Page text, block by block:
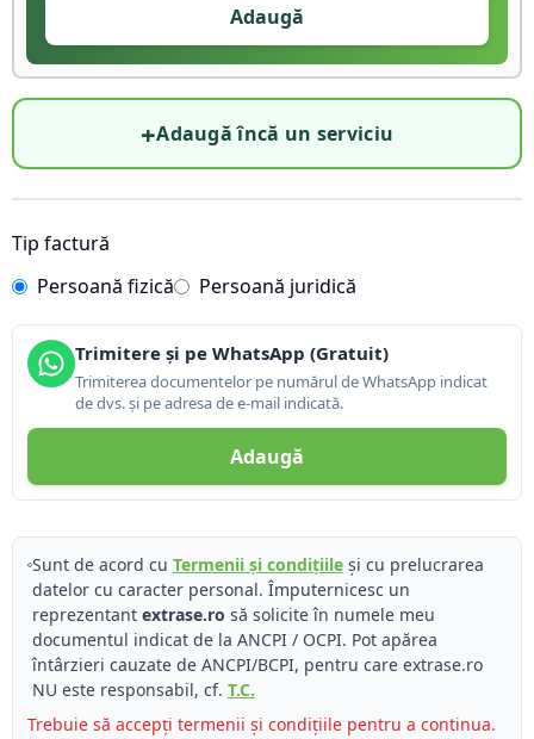
Adaugă
+Adaugă încă un serviciu
Tip factură
Persoană fizică
Persoană juridică
Trimitere și pe WhatsApp (Gratuit)
Trimiterea documentelor pe numărul de WhatsApp indicat
de dvs. și pe adresa de e-mail indicată.
Adaugă
Sunt de acord cu Termenii și condițiileși cu prelucrarea
datelor cu caracter personal. Împuternicesc un
reprezentant extrase.ro să solicite în numele meu
documentul indicat de la ANCPI / OCPI. Pot apărea
întârzieri cauzate de ANCPI/BCPI, pentru care extrase.ro
NU este responsabil, cf. T.C.
Trebuie să accepți termenii și condițiile pentru a continua.